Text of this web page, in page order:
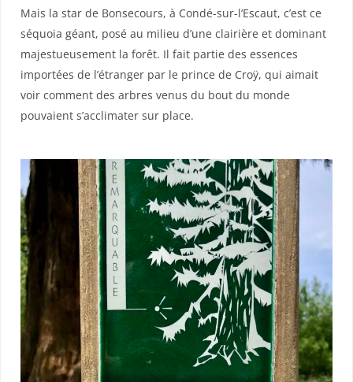
Mais la star de Bonsecours, à Condé-sur-l’Escaut, c’est ce
séquoia géant, posé au milieu d’une clairière et dominant
majestueusement la forêt. Il fait partie des essences
importées de l’étranger par le prince de Croÿ, qui aimait
voir comment des arbres venus du bout du monde
pouvaient s’acclimater sur place.